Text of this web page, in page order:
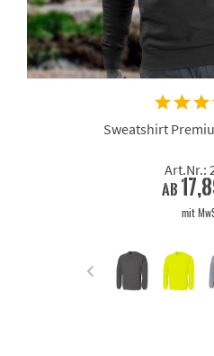
Sweatshirt
Art.Nr.:
ab
mit